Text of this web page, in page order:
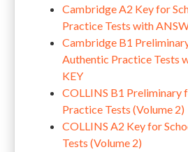
Cambridge A2 Key for
Practice Tests with
Cambridge B1
Authentic Practice Tests
KEY
COLLINS B1 Preliminary
Practice Tests (Volume 2)
COLLINS A2 Key for
Tests (Volume 2)